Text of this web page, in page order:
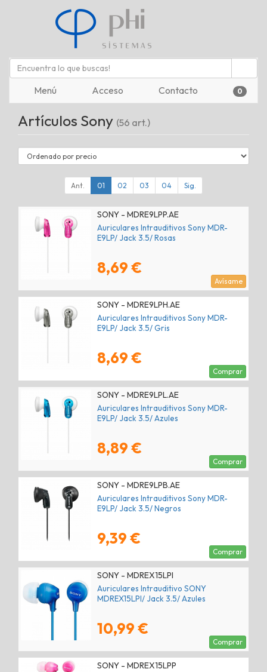
Menú Acceso Contacto 0
Artículos Sony (56 art.)
Ant. 01 02 03 04 Sig.
SONY - MDRE9LPP.AE
Auriculares Intrauditivos Sony MDR-
E9LP/ Jack 3.5/ Rosas
8,69 €
Avísame
SONY - MDRE9LPH.AE
Auriculares Intrauditivos Sony MDR-
E9LP/ Jack 3.5/ Gris
8,69 €
Comprar
SONY - MDRE9LPL.AE
Auriculares Intrauditivos Sony MDR-
E9LP/ Jack 3.5/ Azules
8,89 €
Comprar
SONY - MDRE9LPB.AE
Auriculares Intrauditivos Sony MDR-
E9LP/ Jack 3.5/ Negros
9,39 €
Comprar
SONY - MDREX15LPI
Auriculares Intrauditivo SONY
MDREX15LPI/ Jack 3.5/ Azules
10,99 €
Comprar
SONY - MDREX15LPP